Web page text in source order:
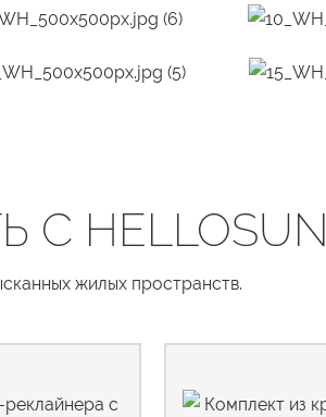
HELLOSUN
жилых пространств.